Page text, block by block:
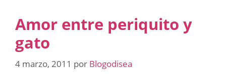
Amor entre periquito y
gato
4 marzo, 2011 por Blogodisea